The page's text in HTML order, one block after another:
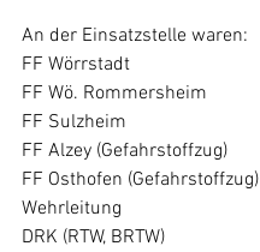
An der Einsatzstelle waren:
FF Wörrstadt
FF Wö. Rommersheim
FF Sulzheim
FF Alzey (Gefahrstoffzug)
FF Osthofen (Gefahrstoffzug)
Wehrleitung
DRK (RTW, BRTW)